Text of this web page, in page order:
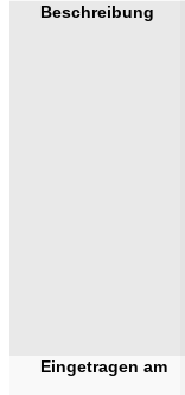
Beschreibung
Eingetragen am